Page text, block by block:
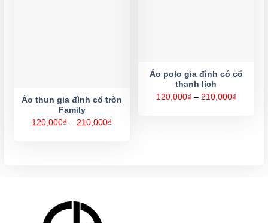
Áo thun gia đình cổ tròn
Family
120,000₫ – 210,000₫
Áo polo gia đình có cổ
thanh lịch
120,000₫ – 210,000₫Khoảng